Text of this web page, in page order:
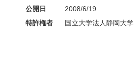
公開日
2008/6/19
特許権者 国立大学法人静岡大学